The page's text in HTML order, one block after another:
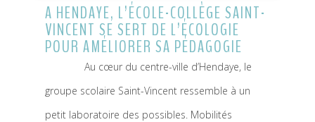
A HENDAYE, L’ÉCOLE-COLLÈGE SAINT-
VINCENT SE SERT DE L’ÉCOLOGIE
POUR AMÉLIORER SA PÉDAGOGIE
Au cœur du centre-ville d’Hendaye, le
groupe scolaire Saint-Vincent ressemble à un
petit laboratoire des possibles. Mobilités